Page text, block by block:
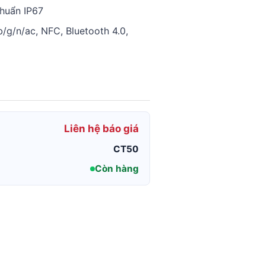
IP67
g/n/ac, NFC, Bluetooth 4.0,
Liên hệ báo giá
CT50
Còn hàng